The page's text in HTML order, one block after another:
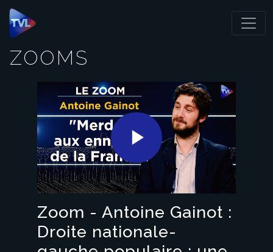
Panneau de gestion des cookies
ZOOMS
Play
Video
Zoom - Antoine Gainot :
Droite nationale-